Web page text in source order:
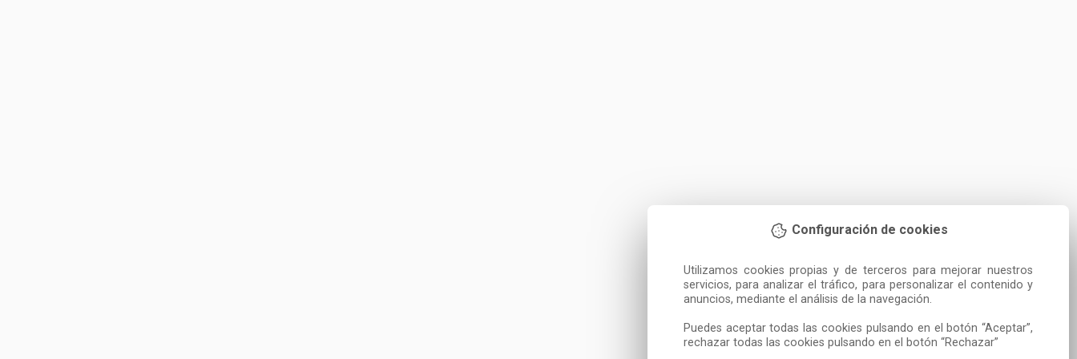
Configuración de cookies
Utilizamos cookies propias y de terceros para mejorar nuestros
servicios, para analizar el tráfico, para personalizar el contenido y
anuncios, mediante el análisis de la navegación.
Puedes aceptar todas las cookies pulsando en el botón “Aceptar”,
rechazar todas las cookies pulsando en el botón “Rechazar”